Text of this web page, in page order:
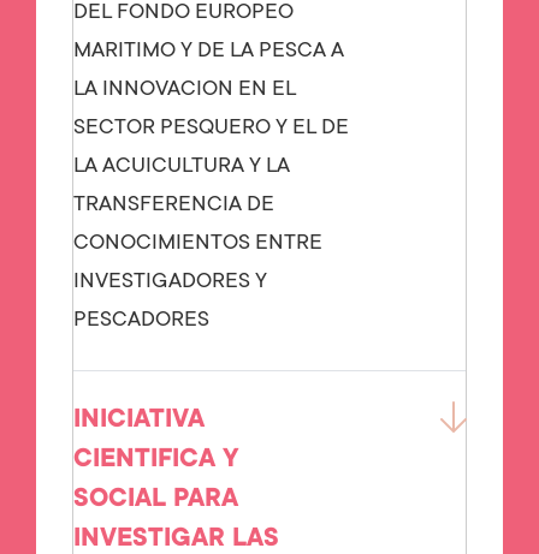
DEL FONDO EUROPEO
MARITIMO Y DE LA PESCA A
LA INNOVACION EN EL
SECTOR PESQUERO Y EL DE
LA ACUICULTURA Y LA
TRANSFERENCIA DE
CONOCIMIENTOS ENTRE
INVESTIGADORES Y
PESCADORES
INICIATIVA
CIENTIFICA Y
SOCIAL PARA
INVESTIGAR LAS